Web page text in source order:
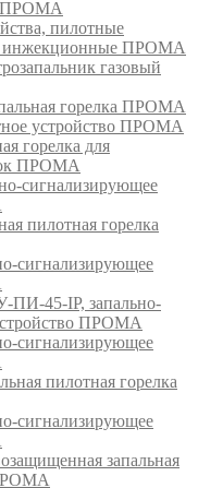
ПРОМА
пилотные
инжекционные ПРОМА
газовый
горелка ПРОМА
устройство ПРОМА
горелка для
ПРОМА
сигнализирующее
пилотная горелка
сигнализирующее
45-IP, запально-
ПРОМА
сигнализирующее
пилотная горелка
сигнализирующее
запальная